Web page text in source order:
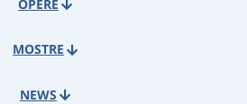
OPERE
MOSTRE
NEWS